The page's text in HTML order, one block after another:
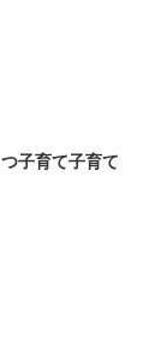
子育て子育て